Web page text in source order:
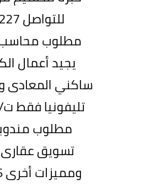
للتواصل 01091332227
مطلوب محاسب خبرة
يجيد أعمال
ساكني المعادى
تليفونيا فقط ت/
مطلوب
تسويق
ومميزات أخرى 01003480686